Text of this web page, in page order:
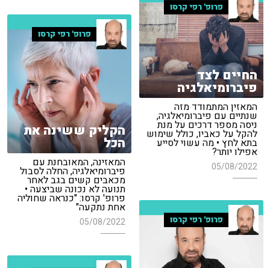
פרופ' רפי קרסו
החיים לצד
פיברומיאלגיה
המאזין המתמודד מזה
שנתיים עם פיברומיאלגיה,
ניסה מספר דרכים על מנת
להקל על כאביו, כולל שימוש
בתא לחץ • מה עשוי לסייע
אפילו יותר?
05/08/2022
פרופ' רפי קרסו
הקליק ששינה את
הכל
המאזינה, המאובחנת עם
פיברומיאלגיה, החלה לסבול
מכאבים קשים בגב לאחר
תנועה לא נכונה שביצעה •
פרופ' קרסו: "כנראה שחוליה
אחת נתקעה"
05/08/2022 פרופ' רפי קרסו